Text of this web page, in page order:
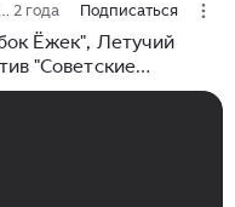
Любовь Полякова, ТАНЦЫ СЕРЕБРЯНОГО ВОЗРАСТА * КУРАЖ г.Омск 2 года Подписаться
Ёжек", Летучий
"Советские
& 24.12.2023 год